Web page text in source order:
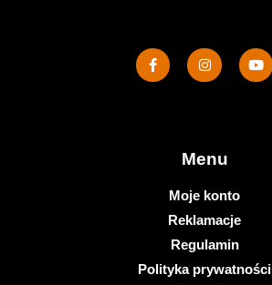
Menu
Moje konto
Reklamacje
Regulamin
Polityka prywatności